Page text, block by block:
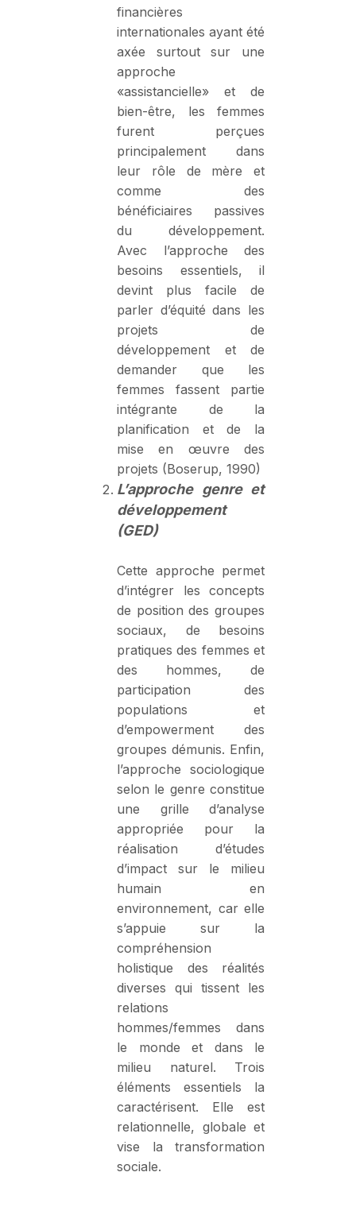
financières
internationales ayant été
axée surtout sur une
approche
«assistancielle» et de
bien-être, les femmes
furent perçues
principalement dans
leur rôle de mère et
comme des
bénéficiaires passives
du développement.
Avec l’approche des
besoins essentiels, il
devint plus facile de
parler d’équité dans les
projets de
développement et de
demander que les
femmes fassent partie
intégrante de la
planification et de la
mise en œuvre des
projets (Boserup, 1990)
L’approche genre et
développement
(GED)
Cette approche permet
d’intégrer les concepts
de position des groupes
sociaux, de besoins
pratiques des femmes et
des hommes, de
participation des
populations et
d’empowerment des
groupes démunis. Enfin,
l’approche sociologique
selon le genre constitue
une grille d’analyse
appropriée pour la
réalisation d’études
d’impact sur le milieu
humain en
environnement, car elle
s’appuie sur la
compréhension
holistique des réalités
diverses qui tissent les
relations
hommes/femmes dans
le monde et dans le
milieu naturel. Trois
éléments essentiels la
caractérisent. Elle est
relationnelle, globale et
vise la transformation
sociale.